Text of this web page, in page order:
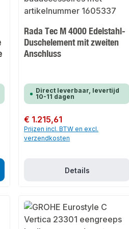
Rada Tec M 4000 Edelstahl-
Duschelement mit zweiten
Anschluss
Direct leverbaar, levertijd
10-11 dagen
Normale prijs:
€ 1.215,61
Prijzen incl. BTW en excl.
verzendkosten
Details